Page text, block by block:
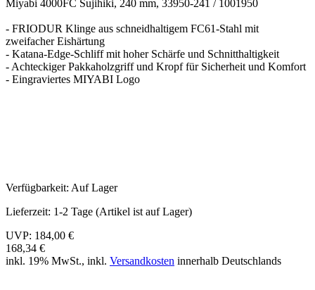
Miyabi 4000FC Sujihiki, 240 mm, 33950-241 / 1001950
- FRIODUR Klinge aus schneidhaltigem FC61-Stahl mit
zweifacher Eishärtung
- Katana-Edge-Schliff mit hoher Schärfe und Schnitthaltigkeit
- Achteckiger Pakkaholzgriff und Kropf für Sicherheit und Komfort
- Eingraviertes MIYABI Logo
Verfügbarkeit: Auf Lager
Lieferzeit: 1-2 Tage (Artikel ist auf Lager)
UVP: 184,00 €
168,34 €
inkl. 19% MwSt., inkl. Versandkosten innerhalb Deutschlands